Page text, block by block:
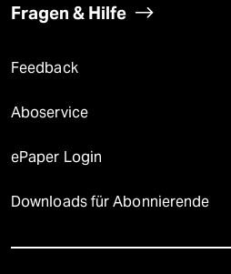
Fragen & Hilfe
Feedback
Aboservice
ePaper Login
Downloads für Abonnierende